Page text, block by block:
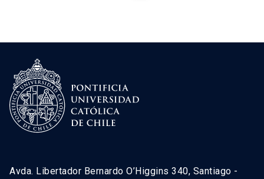
Avda. Libertador Bernardo O’Higgins 340, Santiago -